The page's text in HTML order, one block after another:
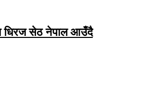
धिरज सेठ नेपाल आउँदै